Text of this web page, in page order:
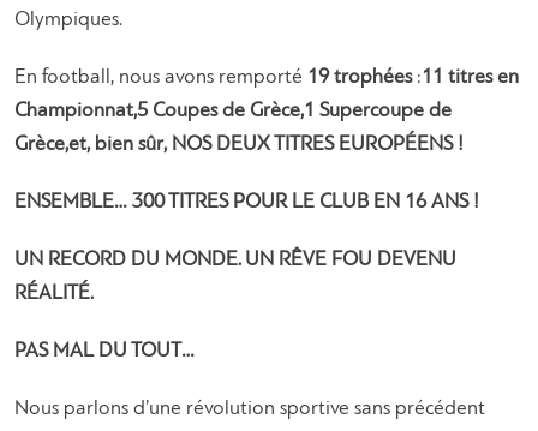
Olympiques.
En football, nous avons remporté 19 trophées:11 titres en
Championnat,5 Coupes de Grèce,1 Supercoupe de
Grèce,et, bien sûr, NOS DEUX TITRES EUROPÉENS !
ENSEMBLE… 300 TITRES POUR LE CLUB EN 16 ANS !
UN RECORD DU MONDE. UN RÊVE FOU DEVENU
RÉALITÉ.
PAS MAL DU TOUT…
Nous parlons d’une révolution sportive sans précédent